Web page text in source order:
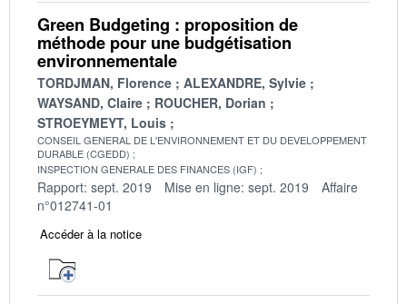
Green Budgeting : proposition de
méthode pour une budgétisation
environnementale
TORDJMAN, Florence
ALEXANDRE, Sylvie
WAYSAND, Claire
ROUCHER, Dorian
STROEYMEYT, Louis
CONSEIL GENERAL DE L'ENVIRONNEMENT ET DU DEVELOPPEMENT
DURABLE (CGEDD)
INSPECTION GENERALE DES FINANCES (IGF)
Rapport: sept. 2019 Mise en ligne: sept. 2019
Affaire
n°012741-01
Accéder à la notice